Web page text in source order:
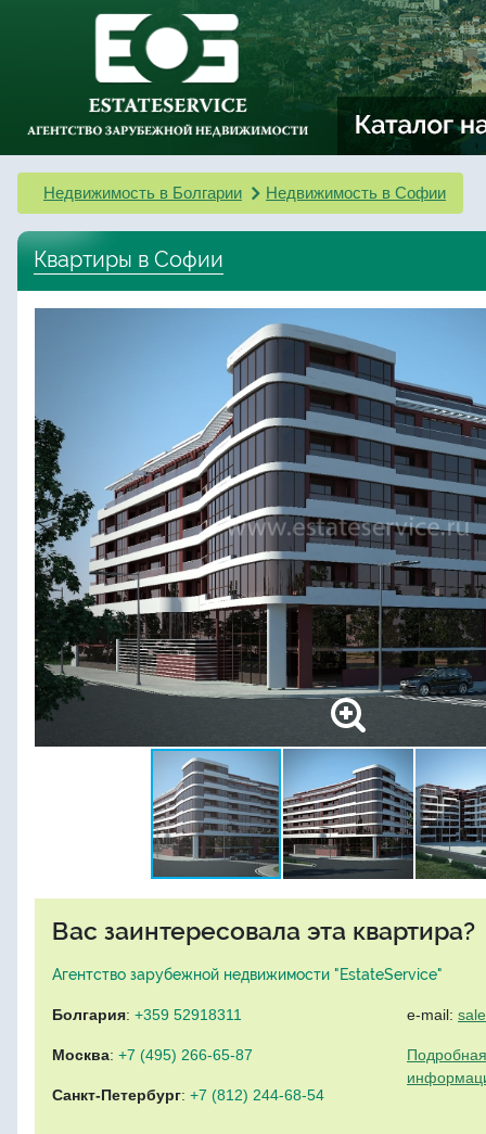
Недвижимость в Болгарии Недвижимость в Софии
Квартиры в Софии
Вас заинтересовала эта квартира?
Агентство зарубежной недвижимости "EstateService"
Болгария: +359 52918311
Москва: +7 (495) 266-65-87
Санкт-Петербург: +7 (812) 244-68-54
e-mail: